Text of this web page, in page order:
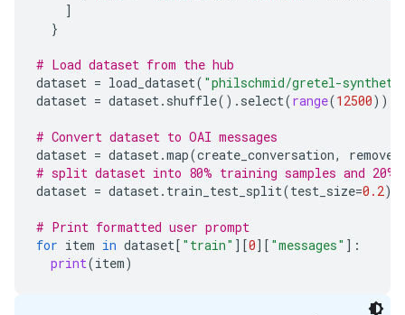
]
}
# Load dataset from the hub
dataset = load_dataset( "philschmid/gretel-
dataset = dataset. shuffle() . select(range(12500))
# Convert dataset to OAI messages
dataset = dataset.map(create_conversation,
# split dataset into 80% training samples and 20%
dataset = dataset. train_test_split(test_size=0.2)
# Print formatted user prompt
for item in dataset[ "train" ][0][ "messages" ]:
print(item)